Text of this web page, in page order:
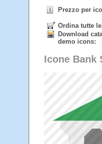
Prezzo per
Ordina tutte
Download
demo icons:
Icone Bank